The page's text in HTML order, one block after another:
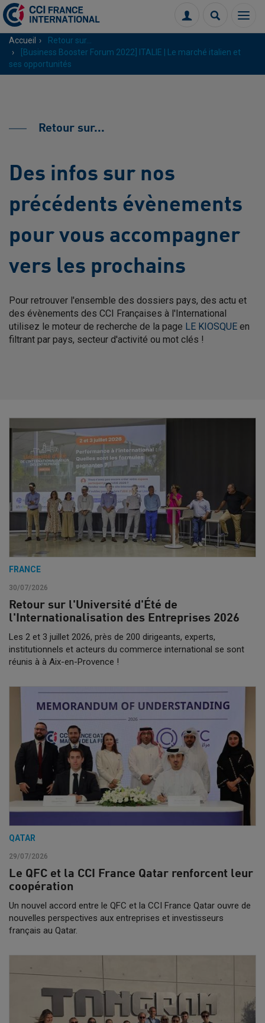
Menu
Connexion
Accueil
Retour sur...
[Business Booster Forum 2022] ITALIE | Le marché italien et
ses opportunités
Retour sur...
Des infos sur nos
précédents évènements
pour vous accompagner
vers les prochains
Pour retrouver l'ensemble des dossiers pays, des actu et
des évènements des CCI Françaises à l'International
utilisez le moteur de recherche de la page LE KIOSQUE en
filtrant par pays, secteur d'activité ou mot clés !
FRANCE
30/07/2026
Retour sur l'Université d'Été de
l'Internationalisation des Entreprises 2026
Les 2 et 3 juillet 2026, près de 200 dirigeants, experts,
institutionnels et acteurs du commerce international se sont
réunis à à Aix-en-Provence !
QATAR
29/07/2026
Le QFC et la CCI France Qatar renforcent leur
coopération
Un nouvel accord entre le QFC et la CCI France Qatar ouvre de
nouvelles perspectives aux entreprises et investisseurs
français au Qatar.